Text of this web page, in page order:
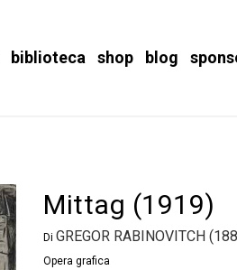
biblioteca shop blog
Mittag (1919)
Di GREGOR RABINOVITCH
Opera grafica